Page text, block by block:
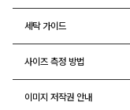
세탁 가이드
사이즈 측정 방법
이미지 저작권 안내